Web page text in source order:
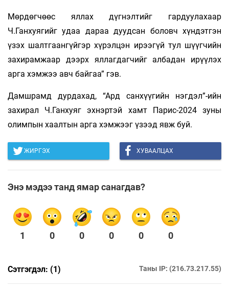
Мөрдөгчөөс яллах дүгнэлтийг гардуулахаар
Ч.Ганхуягийг удаа дараа дуудсан боловч хүндэтгэн
үзэх шалтгаангүйгэр хүрэлцэн ирээгүй тул шүүгчийн
захирамжаар дээрх яллагдагчийг албадан ирүүлэх
арга хэмжээ авч байгаа” гэв.
Дамшрамд дурдахад, “Ард санхүүгийн нэгдэл”-ийн
захирал Ч.Ганхуяг эхнэртэй хамт Парис-2024 зуны
олимпын хаалтын арга хэмжээг үзээд явж буй.
ЖИРГЭХ ХУВААЛЦАХ
Энэ мэдээ танд ямар санагдав?
1 0 0 0 0 0
Сэтгэгдэл: (1) Таны IP: (216.73.217.55)